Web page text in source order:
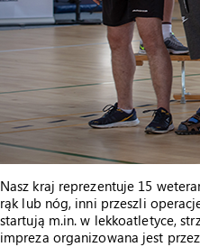
Nasz kraj reprezentuje 15
rąk lub nóg, inni przeszli
startują m.in. w lekkoatletyce,
impreza organizowana jest